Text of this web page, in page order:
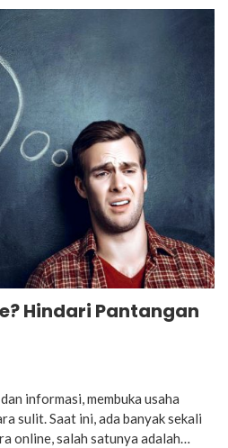
Hindari Pantangan
informasi, membuka usaha
sulit. Saat ini, ada banyak sekali
online, salah satunya adalah…